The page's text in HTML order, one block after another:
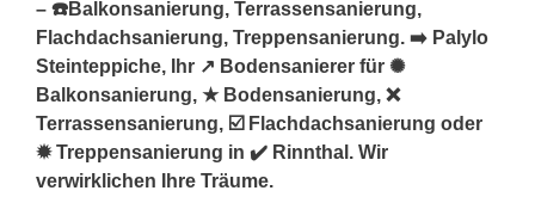
– ☎️Balkonsanierung, Terrassensanierung,
Flachdachsanierung, Treppensanierung. ➡️ Palylo
Steinteppiche, Ihr ↗️ Bodensanierer für ✺
Balkonsanierung, ★ Bodensanierung, ❌
Terrassensanierung, ☑️ Flachdachsanierung oder
✹ Treppensanierung in ✔️ Rinnthal. Wir
verwirklichen Ihre Träume.